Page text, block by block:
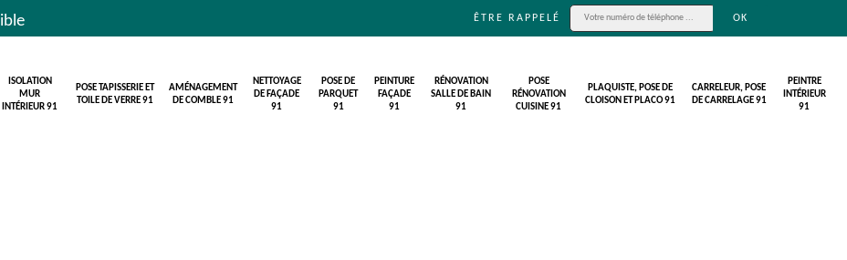
ÊTRE RAPPELÉ
ISOLATION
MUR
INTÉRIEUR 91
POSE TAPISSERIE ET
TOILE DE VERRE 91
AMÉNAGEMENT
DE COMBLE 91
NETTOYAGE
DE FAÇADE
91
POSE DE
PARQUET
91
PEINTURE
FAÇADE
91
RÉNOVATION
SALLE DE BAIN
91
POSE
RÉNOVATION
CUISINE 91
PLAQUISTE, POSE DE
CLOISON ET PLACO 91
CARRELEUR, POSE
DE CARRELAGE 91
PEINTRE
INTÉRIEUR
91